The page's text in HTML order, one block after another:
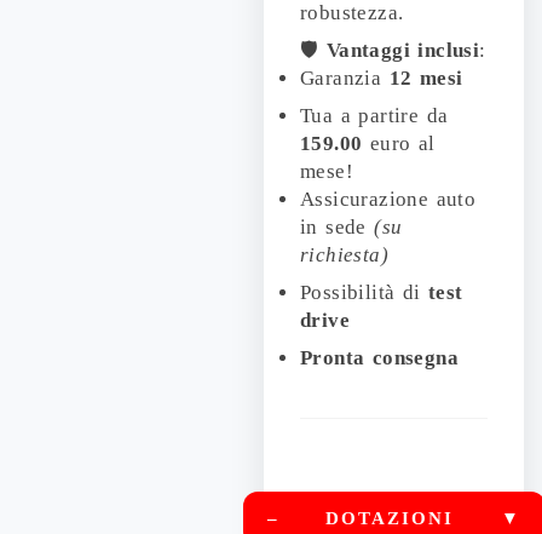
robustezza.
🛡️ Vantaggi inclusi:
Garanzia 12 mesi
Tua a partire da
159.00 euro al
mese!
Assicurazione auto
in sede(su
richiesta)
Possibilità di test
drive
Pronta consegna
– DOTAZIONI ▼